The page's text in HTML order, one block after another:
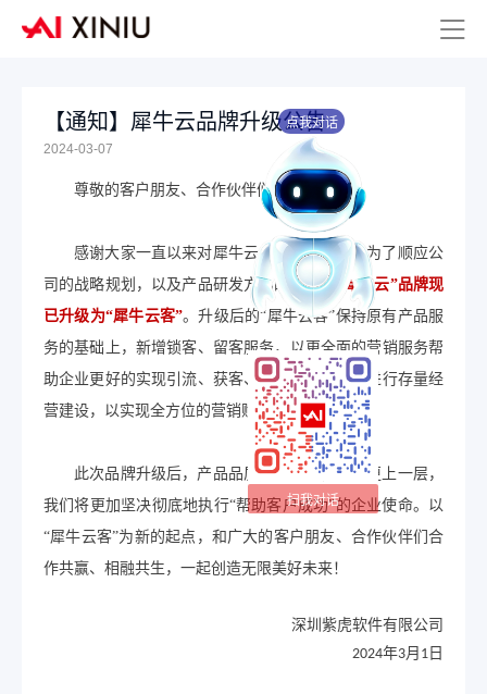
【通知】犀牛云品牌升级公告
2024-03-07
尊敬的客户朋友、合作伙伴们：
感谢大家一直以来对犀牛云的支持与信赖！为了顺应公
司的战略规划，以及产品研发方向的考量， “犀牛云”品牌现
已升级为“犀牛云客”。升级后的“犀牛云客”保持原有产品服
务的基础上，新增锁客、留客服务，以更全面的营销服务帮
助企业更好的实现引流、获客、锁客，助力企业进行存量经
营建设，以实现全方位的营销赋能。
此次品牌升级后，产品品质更高一筹，服务更上一层，
我们将更加坚决彻底地执行“帮助客户成功”的企业使命。以
“犀牛云客”为新的起点，和广大的客户朋友、合作伙伴们合
作共赢、相融共生，一起创造无限美好未来！
深圳紫虎软件有限公司
2024年3月 1 日
点我对话
扫我对话